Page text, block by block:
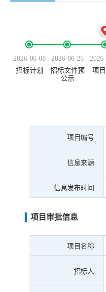
2026-06-08
招标计划
2026-06-26
招标文件预
公示
项
项目编号
信息来源
信息发布时间
项目审批信息
项目名称
招标人